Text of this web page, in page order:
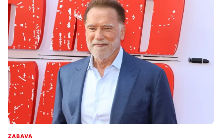
ZABAVA